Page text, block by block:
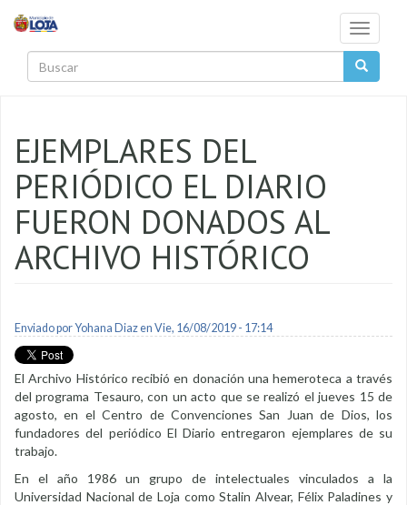
Toggle
EJEMPLARES DEL
PERIÓDICO EL DIARIO
FUERON DONADOS AL
ARCHIVO HISTÓRICO
Enviado porYohana Diazen Vie, 16/08/2019 - 17:14
El Archivo Histórico recibió en donación una hemeroteca a través
del programa Tesauro, con un acto que se realizó el jueves 15 de
agosto, en el Centro de Convenciones San Juan de Dios, los
fundadores del periódico El Diario entregaron ejemplares de su
trabajo.
En el año 1986 un grupo de intelectuales vinculados a la
Universidad Nacional de Loja como Stalin Alvear, Félix Paladines y